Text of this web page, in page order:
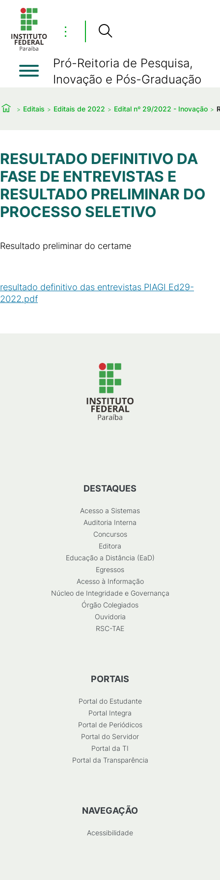
⋮
Pró-Reitoria de Pesquisa,
Inovação e Pós-Graduação
Editais Editais de 2022 Edital nº 29/2022 - Inovação
RESULTADO DEFINITIVO DA
FASE DE ENTREVISTAS E
RESULTADO PRELIMINAR DO
PROCESSO SELETIVO
Resultado preliminar do certame
resultado definitivo das entrevistas PIAGI Ed29-
2022.pdf
DESTAQUES
Acesso a Sistemas
Auditoria Interna
Concursos
Editora
Educação a Distância (EaD)
Egressos
Acesso à Informação
Núcleo de Integridade e Governança
Órgão Colegiados
Ouvidoria
RSC-TAE
PORTAIS
Portal do Estudante
Portal Integra
Portal de Periódicos
Portal do Servidor
Portal da TI
Portal da Transparência
NAVEGAÇÃO
Acessibilidade